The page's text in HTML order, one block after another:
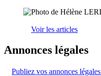
Voir les articles
Annonces légales
Publiez vos annonces légales